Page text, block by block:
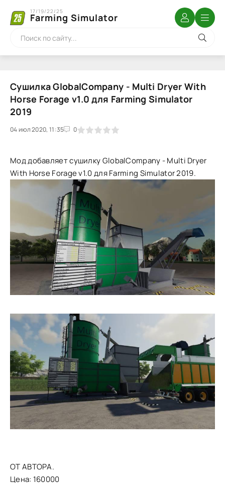
Farming Simulator
17/19/22/25
Сушилка GlobalCompany - Multi Dryer With
Horse Forage v1.0 для Farming Simulator
2019
04 июл 2020, 11:35 0
1 2 3 4 5
Мод добавляет сушилку GlobalCompany - Multi Dryer
With Horse Forage v1.0 для Farming Simulator 2019.
ОТ АВТОРА.
Цена: 160000